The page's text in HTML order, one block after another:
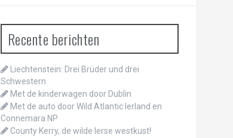
Recente berichten
Liechtenstein: Drei Brüder und drei
Schwestern
Met de kinderwagen door Dublin
Met de auto door Wild Atlantic Ierland en
Connemara NP
County Kerry, de wilde Ierse westkust!